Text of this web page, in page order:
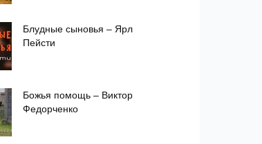
Блудные сыновья – Ярл
Пейсти
Божья помощь – Виктор
Федорченко